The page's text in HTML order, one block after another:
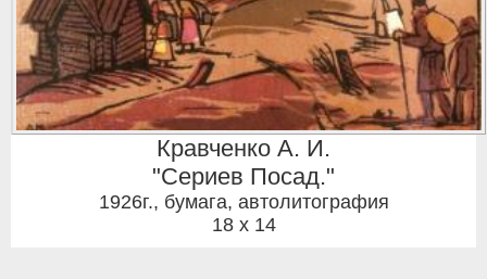
Кравченко А. И.
"Сериев Посад."
1926г., бумага, автолитография
18 x 14